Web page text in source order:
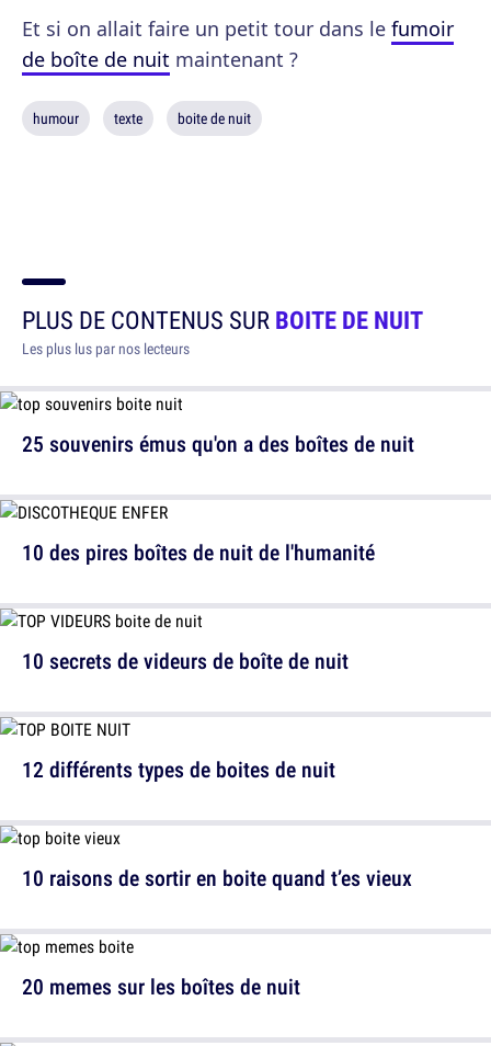
Et si on allait faire un petit tour dans le fumoir
de boîte de nuit maintenant ?
humour texte boite de nuit
PLUS DE CONTENUS SURBOITE DE NUIT
Les plus lus par nos lecteurs
25 souvenirs émus qu'on a des boîtes de nuit
10 secrets de videurs de boîte de nuit
20 memes sur les boîtes de nuit
10 des pires boîtes de nuit de l'humanité
12 différents types de boites de nuit
10 raisons de sortir en boite quand t’es vieux